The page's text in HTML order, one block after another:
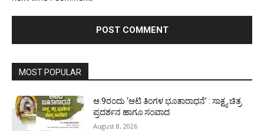
MOST POPULAR
ಆ.9ರಂದು ‘ಆಟಿ ತಿಂಗಳ ಭೂತಾರಾಧನೆ’ : ಸಾಕ್ಷ್ಯ ಚಿತ್ರ
ಪ್ರದರ್ಶನ ಹಾಗೂ ಸಂವಾದ
August 8, 2026